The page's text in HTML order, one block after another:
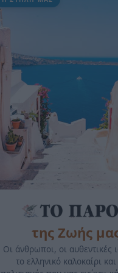
της Ζωής
Οι άνθρωποι, οι αυθεντικές
το ελληνικό καλοκαίρι